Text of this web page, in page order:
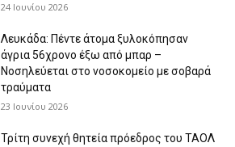
24 Ιουνίου 2026
Λευκάδα: Πέντε άτομα ξυλοκόπησαν
άγρια 56χρονο έξω από μπαρ –
Νοσηλεύεται στο νοσοκομείο με σοβαρά
τραύματα
23 Ιουνίου 2026
Τρίτη συνεχή θητεία πρόεδρος του ΤΑΟΛ